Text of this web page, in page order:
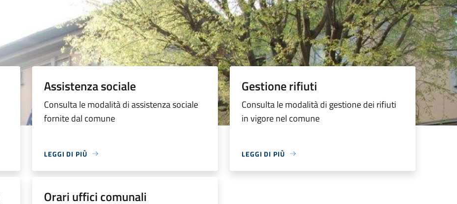
Assistenza sociale
Consulta le modalità di assistenza sociale
fornite dal comune
LEGGI DI PIÙ
Gestione rifiuti
Consulta le modalità di gestione dei rifiuti
in vigore nel comune
LEGGI DI PIÙ
Orari uffici comunali